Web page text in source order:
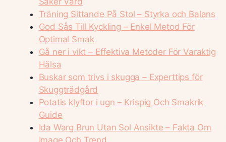
Träning Sittande På Stol – Styrka och Balans
God Sås Till Kyckling – Enkel Metod För
Optimal Smak
Gå ner i vikt – Effektiva Metoder För Varaktig
Hälsa
Buskar som trivs i skugga – Experttips för
Skuggträdgård
Potatis klyftor i ugn – Krispig Och Smakrik
Guide
Ida Warg Brun Utan Sol Ansikte – Fakta Om
Image Och Trend